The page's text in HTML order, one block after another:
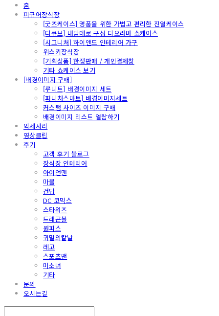
홈
피규어장식장
[굿즈케이스] 명품을 위한 가볍고 편리한 진열케이스
[디큐브] 내맘데로 구성 디오라마 쇼케이스
[시그니처] 하이앤드 인테리어 가구
위스키장식장
[기획상품] 한정판매 / 개인결제창
기타 쇼케이스 보기
[배경이미지 구매]
[루니트] 배경이미지 세트
[퍼니처스마트] 배경이미지세트
커스텀 사이즈 이미지 구매
배경이미지 리스트 열람하기
악세사리
영상클립
후기
고객 후기 블로그
장식장 인테리어
아이언맨
마블
건담
DC 코믹스
스타워즈
드래곤볼
원피스
귀멸의칼날
레고
스포츠맨
미소녀
기타
문의
오시는길